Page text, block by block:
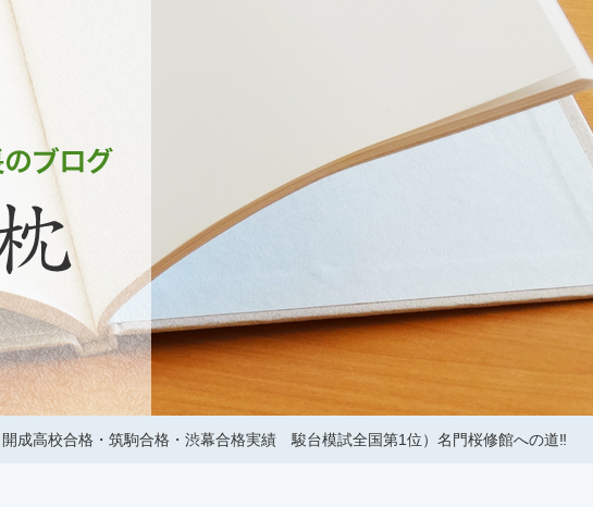
高校合格・筑駒合格・渋幕合格実績 駿台模試全国第1位）名門桜修館への道‼️